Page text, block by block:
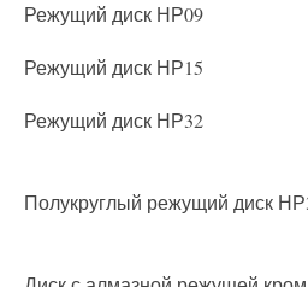
Режущий диск НР09
Режущий диск НР15
Режущий диск НР32
Полукруглый режущий диск